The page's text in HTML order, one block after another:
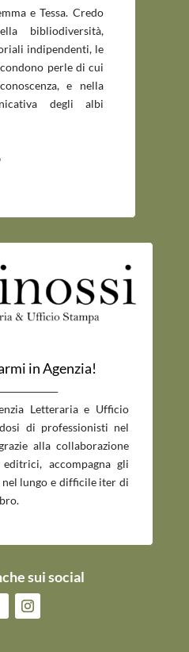
e Tessa. Credo
bibliodiversità,
indipendenti, le
perle di cui
e nella
degli albi
in Agenzia!
Letteraria e Ufficio
di professionisti nel
alla collaborazione
accompagna gli
lungo e difficile iter di
sui social